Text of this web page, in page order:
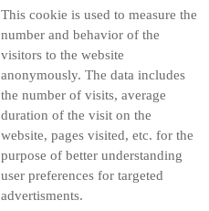
This cookie is used to measure the
number and behavior of the
visitors to the website
anonymously. The data includes
the number of visits, average
duration of the visit on the
website, pages visited, etc. for the
purpose of better understanding
user preferences for targeted
advertisments.